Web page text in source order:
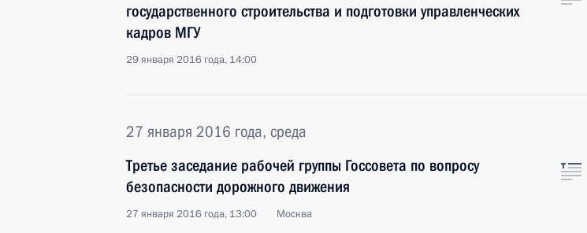
государственного строительства и подготовки управленческих
кадров МГУ
29 января 2016 года, 14:00
27 января 2016 года, среда
Третье заседание рабочей группы Госсовета по вопросу
безопасности дорожного движения
27 января 2016 года, 13:00 Москва